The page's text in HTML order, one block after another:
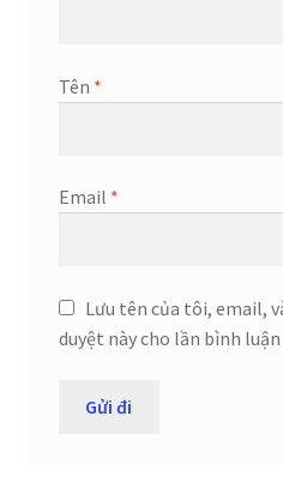
Tên *
Email *
Lưu tên của tôi, email,
duyệt này cho lần bình